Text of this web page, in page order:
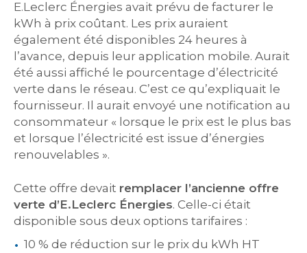
E.Leclerc Énergies avait prévu de facturer le
kWh à prix coûtant. Les prix auraient
également été disponibles 24 heures à
l’avance, depuis leur application mobile. Aurait
été aussi affiché le pourcentage d’électricité
verte dans le réseau. C’est ce qu’expliquait le
fournisseur. Il aurait envoyé une notification au
consommateur « lorsque le prix est le plus bas
et lorsque l’électricité est issue d’énergies
renouvelables ».
Cette offre devait remplacer l’ancienne offre
verte d’E.Leclerc Énergies. Celle-ci était
disponible sous deux options tarifaires :
10 % de réduction sur le prix du kWh HT